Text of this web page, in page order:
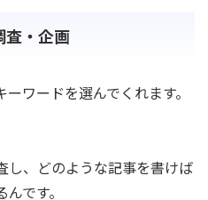
査・企画
ワードを選んでくれます。
し、どのような記事を書けば
です。